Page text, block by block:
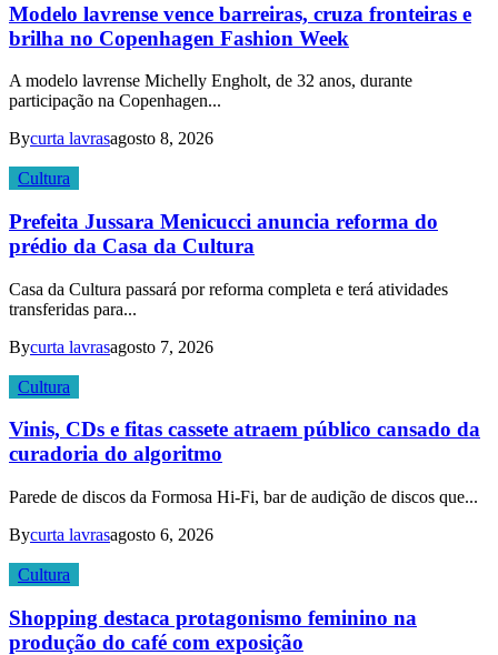
Modelo lavrense vence barreiras, cruza fronteiras e
brilha no Copenhagen Fashion Week
A modelo lavrense Michelly Engholt, de 32 anos, durante
participação na Copenhagen...
Bycurta lavrasagosto 8, 2026
Cultura
Prefeita Jussara Menicucci anuncia reforma do
prédio da Casa da Cultura
Casa da Cultura passará por reforma completa e terá atividades
transferidas para...
Bycurta lavrasagosto 7, 2026
Cultura
Vinis, CDs e fitas cassete atraem público cansado da
curadoria do algoritmo
Parede de discos da Formosa Hi-Fi, bar de audição de discos que...
Bycurta lavrasagosto 6, 2026
Cultura
Shopping destaca protagonismo feminino na
produção do café com exposição